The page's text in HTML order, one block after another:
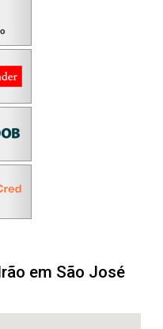
em São José